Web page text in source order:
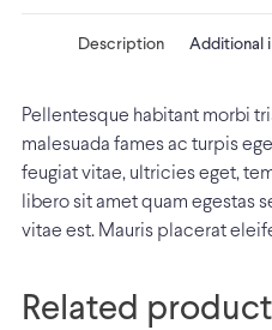
Description Additional
Pellentesque habitant morbi
malesuada fames ac turpis
feugiat vitae, ultricies eget,
libero sit amet quam egestas
vitae est. Mauris placerat
Related